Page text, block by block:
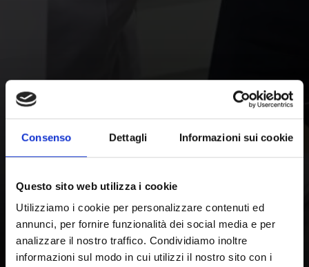
Consenso Dettagli Informazioni sui cookie
Questo sito web utilizza i cookie
Utilizziamo i cookie per personalizzare contenuti ed
annunci, per fornire funzionalità dei social media e per
analizzare il nostro traffico. Condividiamo inoltre
informazioni sul modo in cui utilizzi il nostro sito con i